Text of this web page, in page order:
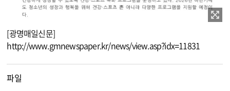
[광명매일신문]
http://www.gmnewspaper.kr/news/view.asp?idx=11831
파일